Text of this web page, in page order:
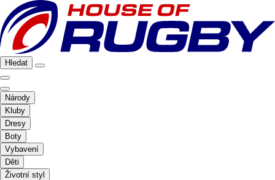
Hledat
Národy
Kluby
Dresy
Boty
Vybavení
Děti
Životní styl